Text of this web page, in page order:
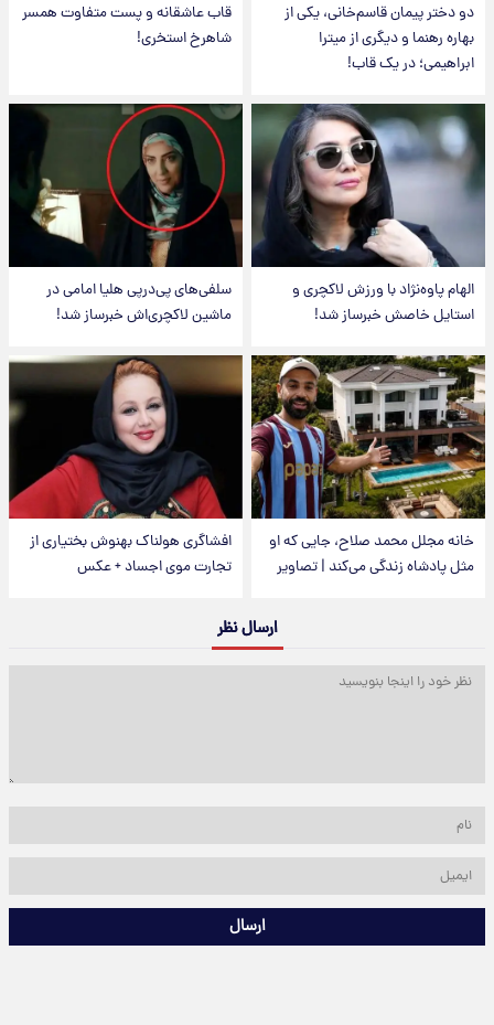
دو دختر پیمان قاسم‌خانی، یکی از
بهاره رهنما و دیگری از میترا
ابراهیمی؛ در یک قاب!
قاب عاشقانه و پست متفاوت همسر
شاهرخ استخری!
الهام پاوه‌نژاد با ورزش لاکچری و
استایل خاصش خبرساز شد!
سلفی‌های پی‌درپی هلیا امامی در
ماشین لاکچری‌اش خبرساز شد!
خانه مجلل محمد صلاح، جایی که او
مثل پادشاه زندگی می‌کند | تصاویر
افشاگری هولناک بهنوش بختیاری از
تجارت موی اجساد + عکس
ارسال نظر
ارسال